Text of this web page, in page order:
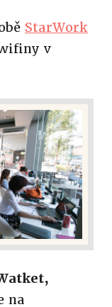
StarWork
v
na